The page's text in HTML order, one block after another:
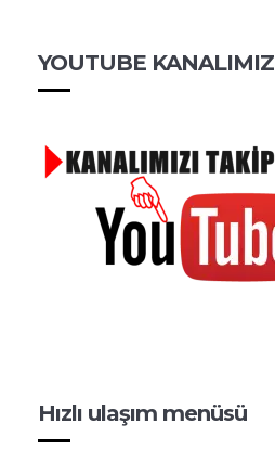
YOUTUBE KANALIMIZ
Hızlı ulaşım menüsü